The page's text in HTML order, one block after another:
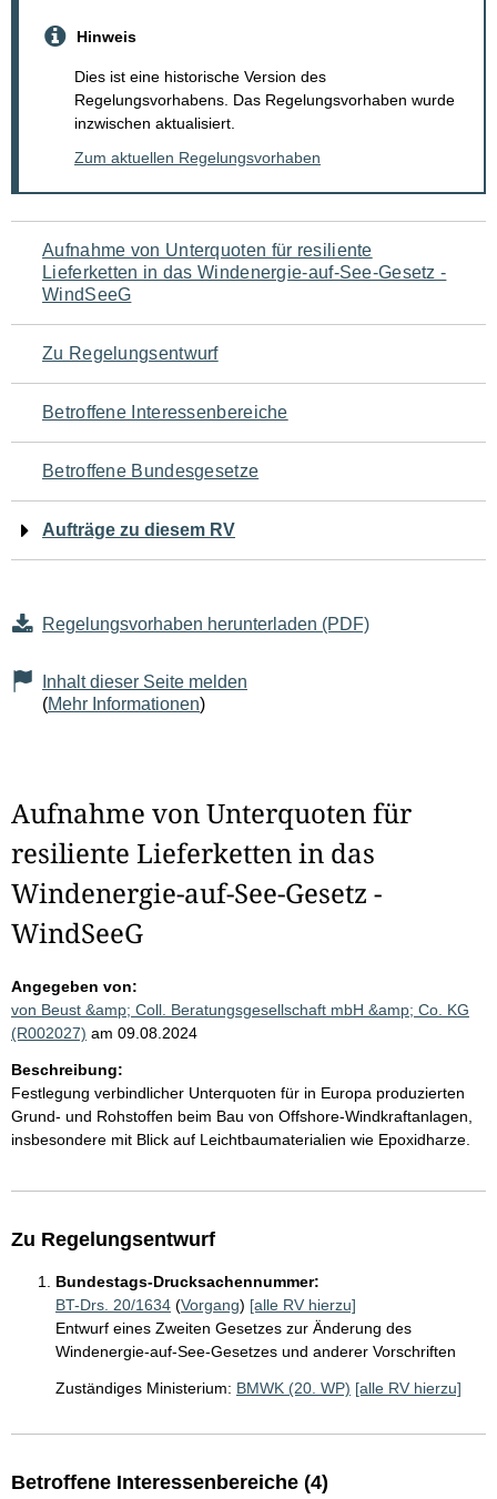
Hinweis
Dies ist eine historische Version des
Regelungsvorhabens. Das Regelungsvorhaben wurde
inzwischen aktualisiert.
Zum aktuellen Regelungsvorhaben
Navigation
für
den
Seiteninhalt
Aufnahme von Unterquoten für resiliente
Lieferketten in das Windenergie-auf-See-Gesetz -
WindSeeG
Zu Regelungsentwurf
Betroffene Interessenbereiche
Betroffene Bundesgesetze
Aufträge zu diesem RV
Regelungsvorhaben herunterladen (PDF)
Inhalt dieser Seite melden
(Mehr Informationen)
Aufnahme von Unterquoten für
resiliente Lieferketten in das
Windenergie-auf-See-Gesetz -
WindSeeG
Angegeben von:
von Beust &amp; Coll. Beratungsgesellschaft mbH &amp; Co. KG
(R002027) am 09.08.2024
Beschreibung:
Festlegung verbindlicher Unterquoten für in Europa produzierten
Grund- und Rohstoffen beim Bau von Offshore-Windkraftanlagen,
insbesondere mit Blick auf Leichtbaumaterialien wie Epoxidharze.
Zu Regelungsentwurf
Bundestags-Drucksachennummer:
BT-Drs. 20/1634 (Vorgang) [alle RV hierzu]
Entwurf eines Zweiten Gesetzes zur Änderung des
Windenergie-auf-See-Gesetzes und anderer Vorschriften
Zuständiges Ministerium: BMWK (20. WP) [alle RV hierzu]
Betroffene Interessenbereiche (4)